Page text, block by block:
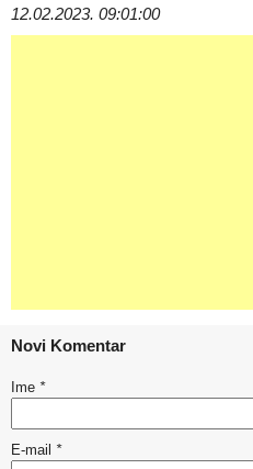
12.02.2023. 09:01:00
Novi Komentar
Ime *
E-mail *